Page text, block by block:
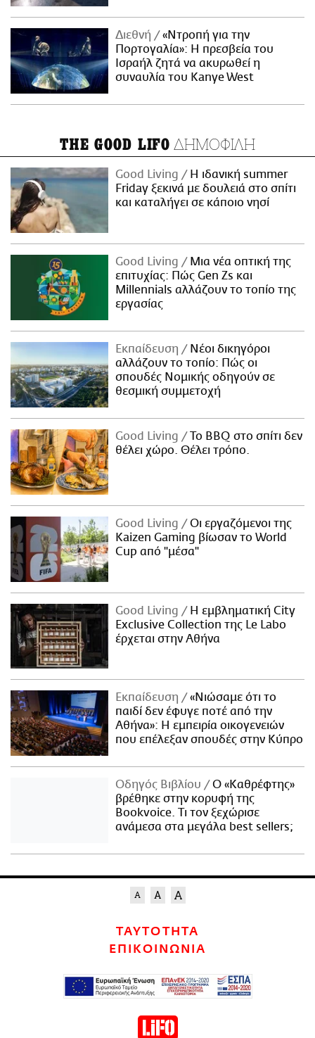
Διεθνή
«Ντροπή για την
Πορτογαλία»: Η πρεσβεία του
Ισραήλ ζητά να ακυρωθεί η
συναυλία του Kanye West
THE GOOD LIFO ΔΗΜΟΦΙΛΗ
Good Living
Η ιδανική summer
Friday ξεκινά με δουλειά στο σπίτι
και καταλήγει σε κάποιο νησί
Good Living
Μια νέα οπτική της
επιτυχίας: Πώς Gen Zs και
Millennials αλλάζουν το τοπίο της
εργασίας
Εκπαίδευση
Νέοι δικηγόροι
αλλάζουν το τοπίο: Πώς οι
σπουδές Νομικής οδηγούν σε
θεσμική συμμετοχή
Good Living
Το BBQ στο σπίτι δεν
θέλει χώρο. Θέλει τρόπο.
Good Living
Οι εργαζόμενοι της
Kaizen Gaming βίωσαν το World
Cup από "μέσα"
Good Living
Η εμβληματική City
Exclusive Collection της Le Labo
έρχεται στην Αθήνα
Εκπαίδευση
«Νιώσαμε ότι το
παιδί δεν έφυγε ποτέ από την
Αθήνα»: Η εμπειρία οικογενειών
που επέλεξαν σπουδές στην Κύπρο
Οδηγός Βιβλίου
Ο «Καθρέφτης»
βρέθηκε στην κορυφή της
Bookvoice. Τι τον ξεχώρισε
ανάμεσα στα μεγάλα best sellers;
ΤΑΥΤΟΤΗΤΑ
ΕΠΙΚΟΙΝΩΝΙΑ